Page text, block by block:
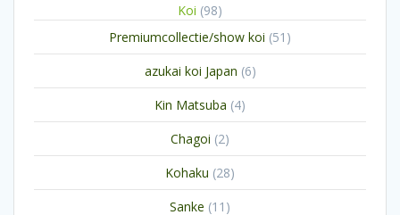
Koi 9898
producten
Premiumcollectie/show koi 51 51
producten
azukai koi Japan 66
producten
Kin Matsuba 44
producten
Chagoi 22
producten
Kohaku 2828
producten
Sanke 11 11